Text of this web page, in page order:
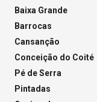
Baixa Grande
Barrocas
Cansanção
Conceição do Coité
Pé de Serra
Pintadas